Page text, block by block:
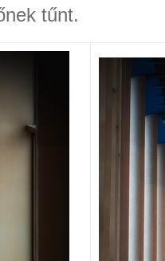
tűnt.